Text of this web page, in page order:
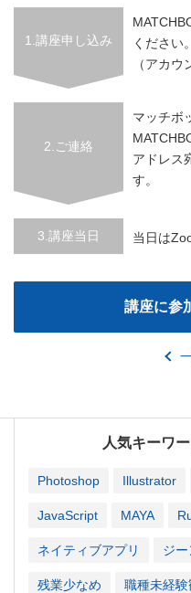
1.講座申し込み
ください。
（アカウ
2.ご連絡
マッチボ
アドレス
す。
3.講座当日 当日は
人気キーワ
Photoshop Illustrator
JavaScript MAYA
ネイティブアプリ ジ
残業少なめ 職種未経験